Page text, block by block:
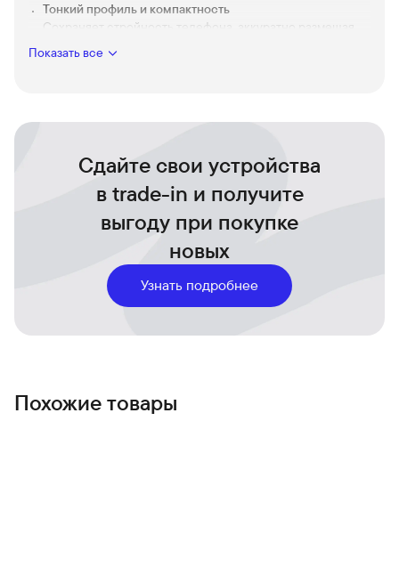
Тонкий профиль и компактность
Сохраняет стройность телефона, аккуратно размещая
любому дню.
картам и простоту пользования в ритме городской
Лёгкость и мобильность
Лёгкий вес и съёмность позволяют моментально
трансформировать телефон в удобный кошелёк и
Показать все
Сдайте свои устройства
в trade-in и получите
выгоду при покупке
новых
Узнать подробнее
Похожие товары